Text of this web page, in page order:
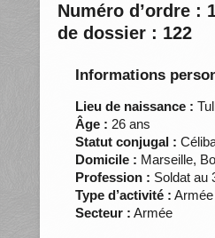
Numéro d’ordre :
de dossier : 122
Informations
Lieu de naissance :
Âge : 26 ans
Statut conjugal :
Domicile : Marseille,
Profession : Soldat au
Type d’activité : Armée
Secteur : Armée